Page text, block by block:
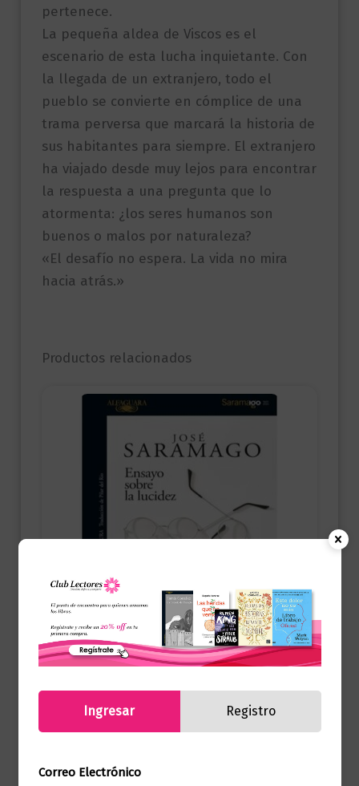
pertenece.
La pequeña aldea de Viscos es el
escenario de esta lucha inquietante. Con
la llegada de un extranjero, todo el
pueblo se convierte en cómplice de una
trama perversa que marcará la historia de
sus habitantes para siempre. El extranjero
ha viajado desde muy lejos para encontrar
la respuesta a una pregunta que lo
atormenta: ¿los seres humanos son
buenos o malos por naturaleza?
«El desafío no espera. La vida no mira
hacia atrás.»
Productos relacionados
ENSAYO SOBRE LA LUCIDEZ
$79.000,00
Ingresar Registro
Correo Electrónico